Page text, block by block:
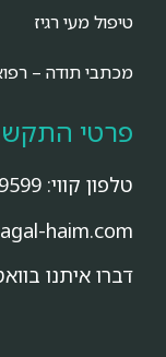
טיפול מעי רגיז
מכתבי תודה –
פרטי
טלפון קווי:
haim.com
דברו איתנו